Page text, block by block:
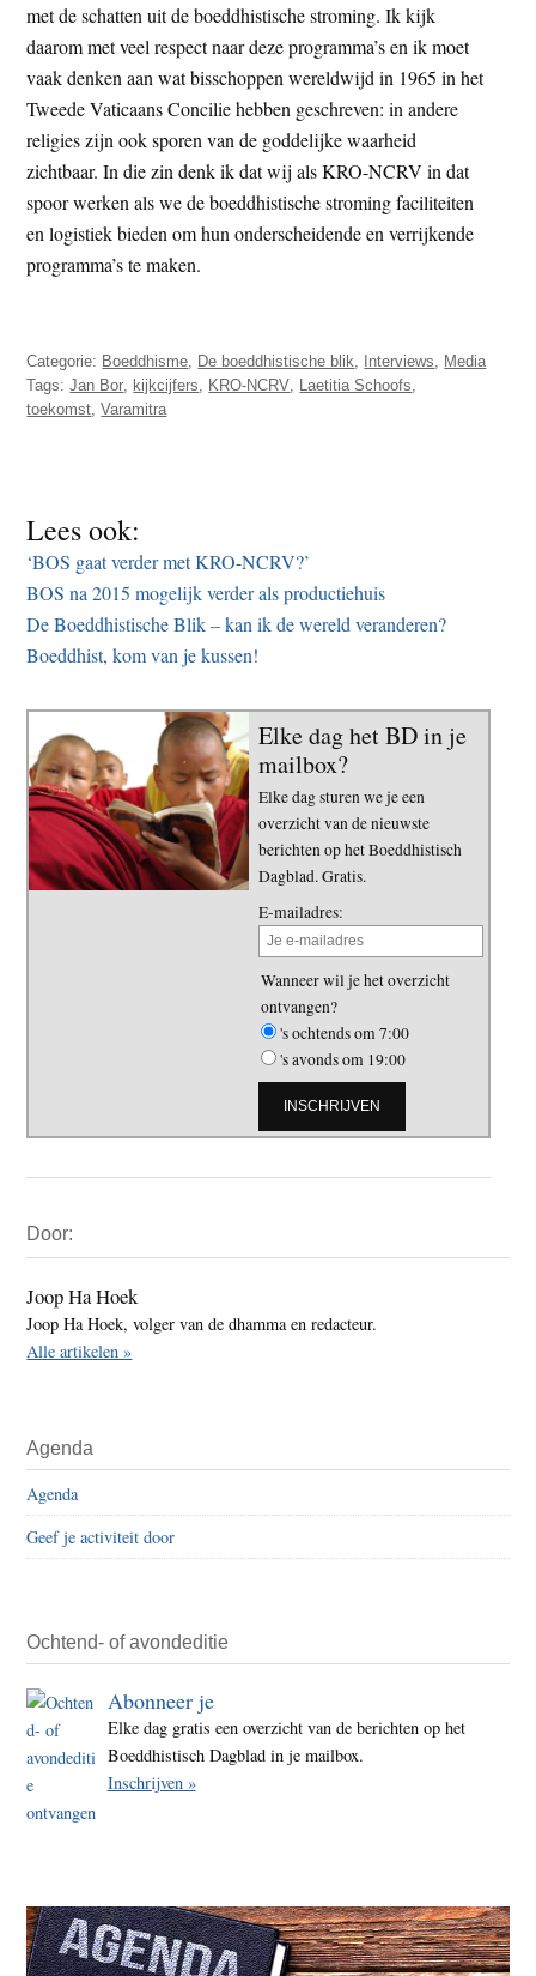
met de schatten uit de boeddhistische stroming. Ik kijk
daarom met veel respect naar deze programma’s en ik moet
vaak denken aan wat bisschoppen wereldwijd in 1965 in het
Tweede Vaticaans Concilie hebben geschreven: in andere
religies zijn ook sporen van de goddelijke waarheid
zichtbaar. In die zin denk ik dat wij als KRO-NCRV in dat
spoor werken als we de boeddhistische stroming faciliteiten
en logistiek bieden om hun onderscheidende en verrijkende
programma’s te maken.
Categorie: Boeddhisme De boeddhistische blik Interviews
Media
Tags:Jan Bor kijkcijfers KRO-NCRV Laetitia Schoofs
toekomst ,Varamitra
Lees ook:
‘BOS gaat verder met KRO-NCRV?’
BOS na 2015 mogelijk verder als productiehuis
De Boeddhistische Blik – kan ik de wereld veranderen?
Boeddhist, kom van je kussen!
Elke dag het BD in je
mailbox?
Elke dag sturen we je een
overzicht van de nieuwste
berichten op het Boeddhistisch
Dagblad. Gratis.
E-mailadres:
Wanneer wil je het overzicht
ontvangen?
's ochtends om 7:00
's avonds om 19:00
Sidebar
Door:
Joop Ha Hoek
Joop Ha Hoek, volger van de dhamma en redacteur.
Alle artikelen »
Agenda
Agenda
Geef je activiteit door
Ochtend- of avondeditie
Abonneer je
Elke dag gratis een overzicht van de berichten op het
Boeddhistisch Dagblad in je mailbox.
Inschrijven »